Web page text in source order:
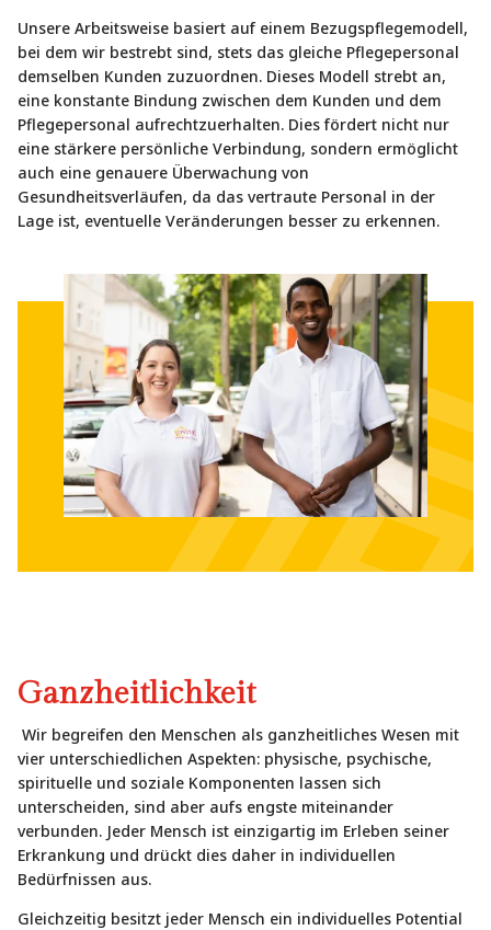
Unsere Arbeitsweise basiert auf einem Bezugspflegemodell,
bei dem wir bestrebt sind, stets das gleiche Pflegepersonal
demselben Kunden zuzuordnen. Dieses Modell strebt an,
eine konstante Bindung zwischen dem Kunden und dem
Pflegepersonal aufrechtzuerhalten. Dies fördert nicht nur
eine stärkere persönliche Verbindung, sondern ermöglicht
auch eine genauere Überwachung von
Gesundheitsverläufen, da das vertraute Personal in der
Lage ist, eventuelle Veränderungen besser zu erkennen.
Ganzheitlichkeit
Wir begreifen den Menschen als ganzheitliches Wesen mit
vier unterschiedlichen Aspekten: physische, psychische,
spirituelle und soziale Komponenten lassen sich
unterscheiden, sind aber aufs engste miteinander
verbunden. Jeder Mensch ist einzigartig im Erleben seiner
Erkrankung und drückt dies daher in individuellen
Bedürfnissen aus.
Gleichzeitig besitzt jeder Mensch ein individuelles Potential